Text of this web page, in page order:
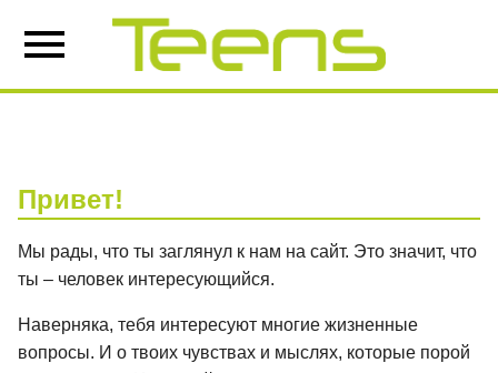
Привет!
Мы рады, что ты заглянул к нам на сайт. Это значит, что
ты – человек интересующийся.
Наверняка, тебя интересуют многие жизненные
вопросы. И о твоих чувствах и мыслях, которые порой